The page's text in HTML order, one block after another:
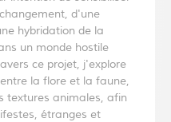
d'une
hybridation de la
un monde hostile
ce projet, j'explore
la flore et la faune,
textures animales, afin
étranges et